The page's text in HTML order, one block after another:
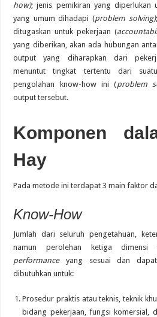
how); jenis pemikiran yang diperlukan
yang umum dihadapi (problem solving)
ditugaskan untuk pekerjaan (
yang diberikan, akan ada hubungan
output yang diharapkan dari
menuntut tingkat tertentu dari
pengolahan know-how ini (problem
output tersebut.
Komponen
Hay
Pada metode ini terdapat 3 main faktor
Know-How
Jumlah dari seluruh pengetahuan,
namun perolehan ketiga dimensi
performanceyang sesuai dan dapat
dibutuhkan untuk:
Prosedur praktis atau teknis, teknik
bidang pekerjaan, fungsi komersial,